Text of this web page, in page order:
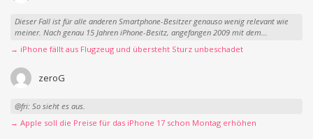
Dieser Fall ist für alle anderen Smartphone-Besitzer genauso wenig relevant wie
meiner. Nach genau 15 Jahren iPhone-Besitz, angefangen 2009 mit dem...
→ iPhone fällt aus Flugzeug und übersteht Sturz unbeschadet
zeroG
@fri: So sieht es aus.
→ Apple soll die Preise für das iPhone 17 schon Montag erhöhen